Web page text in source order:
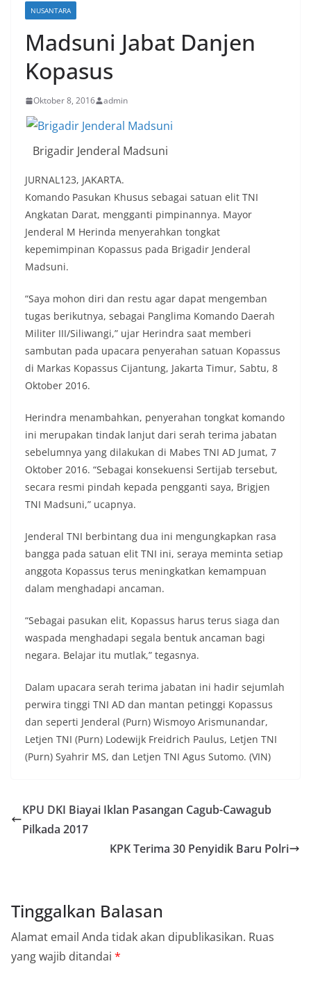
NUSANTARA
Madsuni Jabat Danjen
Kopasus
Oktober 8, 2016 admin
Brigadir Jenderal Madsuni
JURNAL123, JAKARTA.
Komando Pasukan Khusus sebagai satuan elit TNI
Angkatan Darat, mengganti pimpinannya. Mayor
Jenderal M Herinda menyerahkan tongkat
kepemimpinan Kopassus pada Brigadir Jenderal
Madsuni.
“Saya mohon diri dan restu agar dapat mengemban
tugas berikutnya, sebagai Panglima Komando Daerah
Militer III/Siliwangi,” ujar Herindra saat memberi
sambutan pada upacara penyerahan satuan Kopassus
di Markas Kopassus Cijantung, Jakarta Timur, Sabtu, 8
Oktober 2016.
Herindra menambahkan, penyerahan tongkat komando
ini merupakan tindak lanjut dari serah terima jabatan
sebelumnya yang dilakukan di Mabes TNI AD Jumat, 7
Oktober 2016. “Sebagai konsekuensi Sertijab tersebut,
secara resmi pindah kepada pengganti saya, Brigjen
TNI Madsuni,” ucapnya.
Jenderal TNI berbintang dua ini mengungkapkan rasa
bangga pada satuan elit TNI ini, seraya meminta setiap
anggota Kopassus terus meningkatkan kemampuan
dalam menghadapi ancaman.
“Sebagai pasukan elit, Kopassus harus terus siaga dan
waspada menghadapi segala bentuk ancaman bagi
negara. Belajar itu mutlak,” tegasnya.
Dalam upacara serah terima jabatan ini hadir sejumlah
perwira tinggi TNI AD dan mantan petinggi Kopassus
dan seperti Jenderal (Purn) Wismoyo Arismunandar,
Letjen TNI (Purn) Lodewijk Freidrich Paulus, Letjen TNI
(Purn) Syahrir MS, dan Letjen TNI Agus Sutomo. (VIN)
KPU DKI Biayai Iklan Pasangan Cagub-Cawagub
Pilkada 2017
KPK Terima 30 Penyidik Baru Polri
Tinggalkan Balasan
Alamat email Anda tidak akan dipublikasikan. Ruas
yang wajib ditandai *